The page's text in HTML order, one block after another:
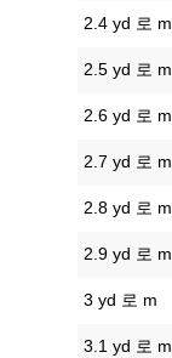
2.4 yd 로 m
2.5 yd 로 m
2.6 yd 로 m
2.7 yd 로 m
2.8 yd 로 m
2.9 yd 로 m
3 yd 로 m
3.1 yd 로 m